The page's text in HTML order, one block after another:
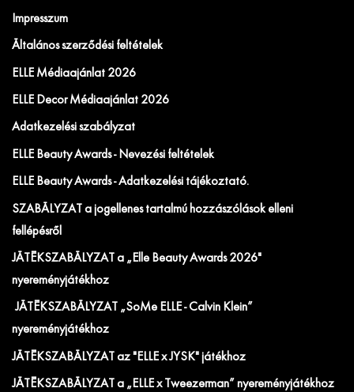
Impresszum
Általános szerződési feltételek
ELLE Médiaajánlat 2026
ELLE Decor Médiaajánlat 2026
Adatkezelési szabályzat
ELLE Beauty Awards - Nevezési feltételek
ELLE Beauty Awards - Adatkezelési tájékoztató.
SZABÁLYZAT a jogellenes tartalmú hozzászólások elleni
fellépésről
JÁTÉKSZABÁLYZAT a „Elle Beauty Awards 2026"
nyereményjátékhoz
JÁTÉKSZABÁLYZAT „SoMe ELLE - Calvin Klein”
nyereményjátékhoz
JÁTÉKSZABÁLYZAT az "ELLE x JYSK" játékhoz
JÁTÉKSZABÁLYZAT a „ELLE x Tweezerman” nyereményjátékhoz